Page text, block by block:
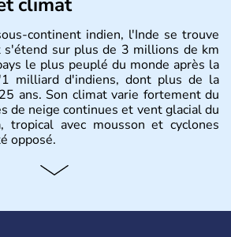
continent indien, l'Inde se trouve
sur plus de 3 millions de km
le plus peuplé du monde après la
milliard d'indiens, dont plus de la
ans. Son climat varie fortement du
de neige continues et vent glacial du
tropical avec mousson et cyclones
opposé.
le bouddhisme, le jaïnisme